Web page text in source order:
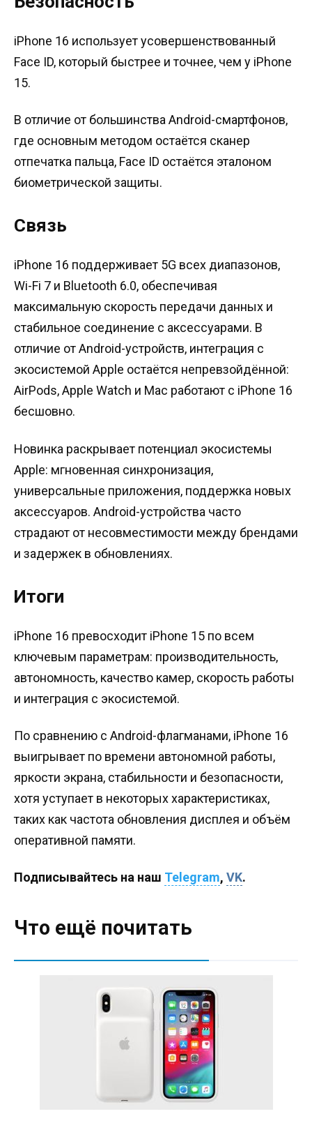
iPhone 16 использует усовершенствованный
Face ID, который быстрее и точнее, чем у iPhone
15.
В отличие от большинства Android-смартфонов,
где основным методом остаётся сканер
отпечатка пальца, Face ID остаётся эталоном
биометрической защиты.
Связь
iPhone 16 поддерживает 5G всех диапазонов,
Wi-Fi 7 и Bluetooth 6.0, обеспечивая
максимальную скорость передачи данных и
стабильное соединение с аксессуарами. В
отличие от Android-устройств, интеграция с
экосистемой Apple остаётся непревзойдённой:
AirPods, Apple Watch и Mac работают с iPhone 16
бесшовно.
Новинка раскрывает потенциал экосистемы
Apple: мгновенная синхронизация,
универсальные приложения, поддержка новых
аксессуаров. Android-устройства часто
страдают от несовместимости между брендами
и задержек в обновлениях.
Итоги
iPhone 16 превосходит iPhone 15 по всем
ключевым параметрам: производительность,
автономность, качество камер, скорость работы
и интеграция с экосистемой.
По сравнению с Android-флагманами, iPhone 16
выигрывает по времени автономной работы,
яркости экрана, стабильности и безопасности,
хотя уступает в некоторых характеристиках,
таких как частота обновления дисплея и объём
оперативной памяти.
Подписывайтесь на наш Telegram, VK.
Что ещё почитать